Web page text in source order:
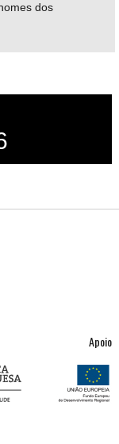
dos
Apoio